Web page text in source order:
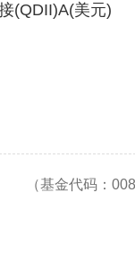
(QDII)A(美元)
（基金代码：